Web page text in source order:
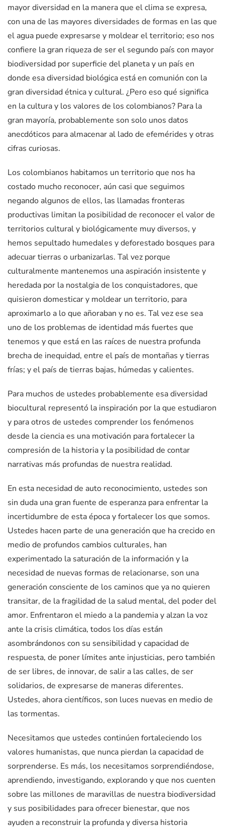
mayor diversidad en la manera que el clima se expresa,
con una de las mayores diversidades de formas en las que
el agua puede expresarse y moldear el territorio; eso nos
confiere la gran riqueza de ser el segundo país con mayor
biodiversidad por superficie del planeta y un país en
donde esa diversidad biológica está en comunión con la
gran diversidad étnica y cultural. ¿Pero eso qué significa
en la cultura y los valores de los colombianos? Para la
gran mayoría, probablemente son solo unos datos
anecdóticos para almacenar al lado de efemérides y otras
cifras curiosas.
Los colombianos habitamos un territorio que nos ha
costado mucho reconocer, aún casi que seguimos
negando algunos de ellos, las llamadas fronteras
productivas limitan la posibilidad de reconocer el valor de
territorios cultural y biológicamente muy diversos, y
hemos sepultado humedales y deforestado bosques para
adecuar tierras o urbanizarlas. Tal vez porque
culturalmente mantenemos una aspiración insistente y
heredada por la nostalgia de los conquistadores, que
quisieron domesticar y moldear un territorio, para
aproximarlo a lo que añoraban y no es. Tal vez ese sea
uno de los problemas de identidad más fuertes que
tenemos y que está en las raíces de nuestra profunda
brecha de inequidad, entre el país de montañas y tierras
frías; y el país de tierras bajas, húmedas y calientes.
Para muchos de ustedes probablemente esa diversidad
biocultural representó la inspiración por la que estudiaron
y para otros de ustedes comprender los fenómenos
desde la ciencia es una motivación para fortalecer la
compresión de la historia y la posibilidad de contar
narrativas más profundas de nuestra realidad.
En esta necesidad de auto reconocimiento, ustedes son
sin duda una gran fuente de esperanza para enfrentar la
incertidumbre de esta época y fortalecer los que somos.
Ustedes hacen parte de una generación que ha crecido en
medio de profundos cambios culturales, han
experimentado la saturación de la información y la
necesidad de nuevas formas de relacionarse, son una
generación consciente de los caminos que ya no quieren
transitar, de la fragilidad de la salud mental, del poder del
amor. Enfrentaron el miedo a la pandemia y alzan la voz
ante la crisis climática, todos los días están
asombrándonos con su sensibilidad y capacidad de
respuesta, de poner límites ante injusticias, pero también
de ser libres, de innovar, de salir a las calles, de ser
solidarios, de expresarse de maneras diferentes.
Ustedes, ahora científicos, son luces nuevas en medio de
las tormentas.
Necesitamos que ustedes continúen fortaleciendo los
valores humanistas, que nunca pierdan la capacidad de
sorprenderse. Es más, los necesitamos sorprendiéndose,
aprendiendo, investigando, explorando y que nos cuenten
sobre las millones de maravillas de nuestra biodiversidad
y sus posibilidades para ofrecer bienestar, que nos
ayuden a reconstruir la profunda y diversa historia